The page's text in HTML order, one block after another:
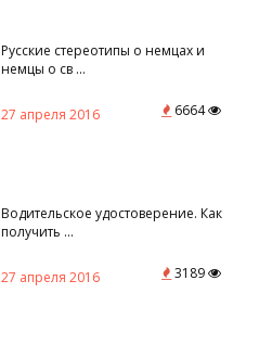
Русские стереотипы о немцах и
немцы о св ...
27 апреля 2016 6664
Водительское удостоверение. Как
получить ...
27 апреля 2016 3189